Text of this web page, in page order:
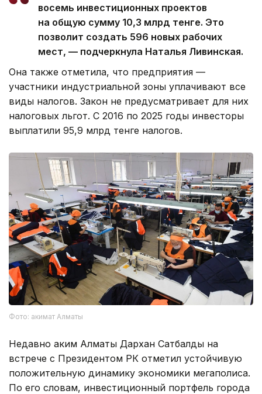
восемь инвестиционных проектов
на общую сумму 10,3 млрд тенге. Это
позволит создать 596 новых рабочих
мест, — подчеркнула Наталья Ливинская.
Она также отметила, что предприятия —
участники индустриальной зоны уплачивают все
виды налогов. Закон не предусматривает для них
налоговых льгот. С 2016 по 2025 годы инвесторы
выплатили 95,9 млрд тенге налогов.
Фото: акимат Алматы
Недавно аким Алматы Дархан Сатбалды на
встрече с Президентом РК отметил устойчивую
положительную динамику экономики мегаполиса.
По его словам, инвестиционный портфель города